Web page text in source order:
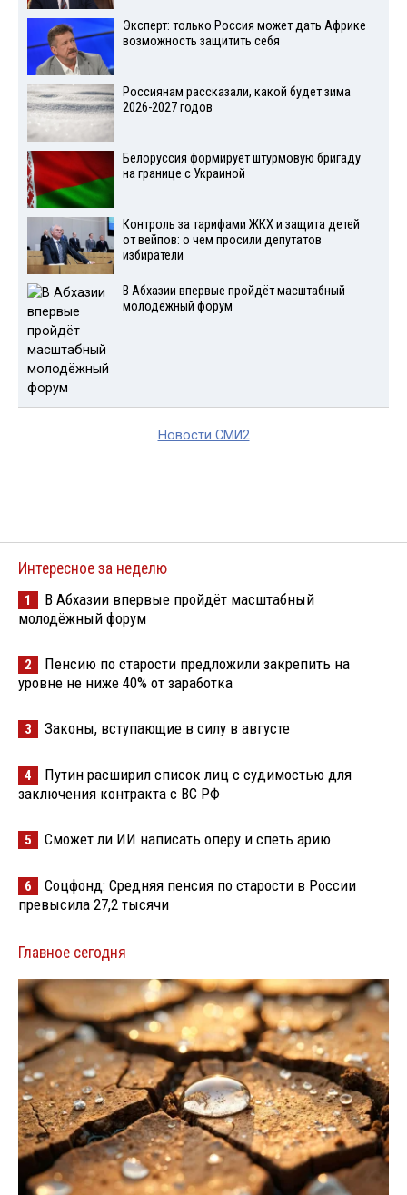
Эксперт: только Россия может дать Африке
возможность защитить себя
Россиянам рассказали, какой будет зима
2026-2027 годов
Белоруссия формирует штурмовую бригаду
на границе с Украиной
Контроль за тарифами ЖКХ и защита детей
от вейпов: о чем просили депутатов
избиратели
В Абхазии впервые пройдёт масштабный
молодёжный форум
Новости СМИ2
Интересное за неделю
1
В Абхазии впервые пройдёт масштабный
молодёжный форум
2
Пенсию по старости предложили закрепить на
уровне не ниже 40% от заработка
3 Законы, вступающие в силу в августе
4
Путин расширил список лиц с судимостью для
заключения контракта с ВС РФ
5 Сможет ли ИИ написать оперу и спеть арию
6
Соцфонд: Средняя пенсия по старости в России
превысила 27,2 тысячи
Главное сегодня